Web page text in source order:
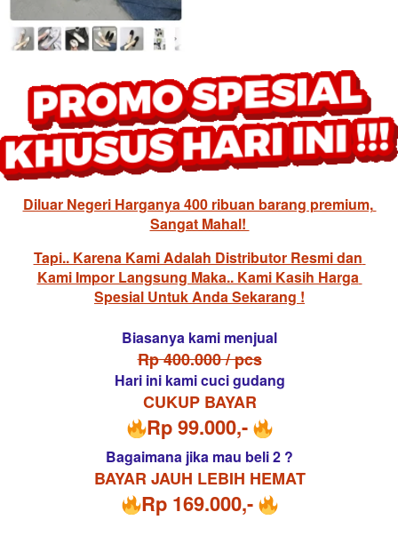
Diluar Negeri Harganya 400 ribuan barang premium,
Sangat Mahal!
Tapi.. Karena Kami Adalah Distributor Resmi dan
Kami Impor Langsung Maka.. Kami Kasih Harga
Spesial Untuk Anda Sekarang !
Biasanya kami menjual
Rp 400.000 / pcs
Hari ini kami cuci gudang
CUKUP BAYAR
Rp 99.000,-
Bagaimana jika mau beli 2 ?
BAYAR JAUH LEBIH HEMAT
Rp 169.000,-